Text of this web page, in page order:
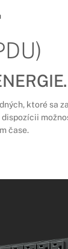
ktoré sa
čase.